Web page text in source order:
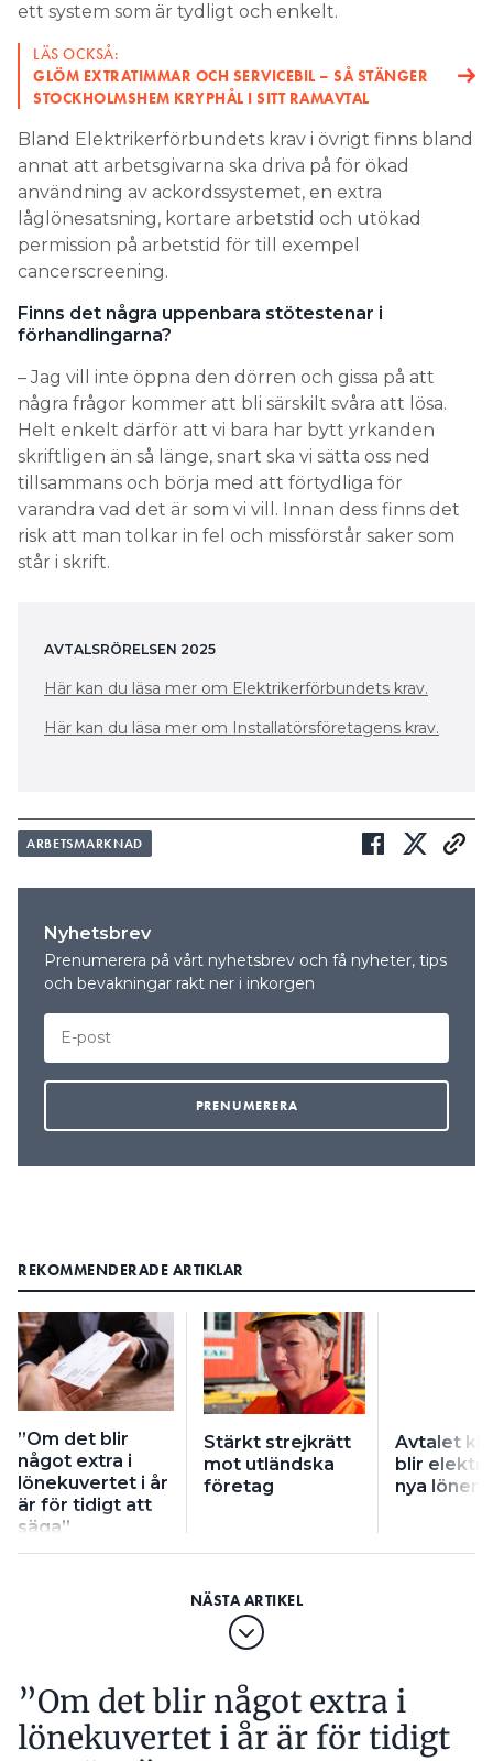
ett system som är tydligt och enkelt.
LÄS OCKSÅ:
GLÖM EXTRATIMMAR OCH SERVICEBIL – SÅ STÄNGER
STOCKHOLMSHEM KRYPHÅL I SITT RAMAVTAL
Bland Elektrikerförbundets krav i övrigt finns bland
annat att arbetsgivarna ska driva på för ökad
användning av ackordssystemet, en extra
låglönesatsning, kortare arbetstid och utökad
permission på arbetstid för till exempel
cancerscreening.
Finns det några uppenbara stötestenar i
förhandlingarna?
– Jag vill inte öppna den dörren och gissa på att
några frågor kommer att bli särskilt svåra att lösa.
Helt enkelt därför att vi bara har bytt yrkanden
skriftligen än så länge, snart ska vi sätta oss ned
tillsammans och börja med att förtydliga för
varandra vad det är som vi vill. Innan dess finns det
risk att man tolkar in fel och missförstår saker som
står i skrift.
AVTALSRÖRELSEN 2025
Här kan du läsa mer om Elektrikerförbundets krav.
Här kan du läsa mer om Installatörsföretagens krav.
ARBETSMARKNAD
Nyhetsbrev
Prenumerera på vårt nyhetsbrev och få nyheter, tips
och bevakningar rakt ner i inkorgen
REKOMMENDERADE ARTIKLAR
”Om det blir
något extra i
lönekuvertet i år
är för tidigt att
säga”
Stärkt strejkrätt
mot utländska
företag
Avtalet
blir
nya löner
”Om det blir något extra i
lönekuvertet i år är för tidigt